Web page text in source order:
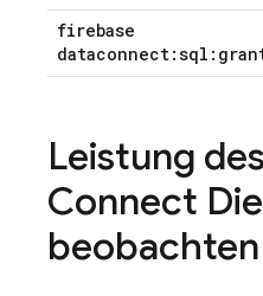
firebase
Leistung des
Connect
beobachten